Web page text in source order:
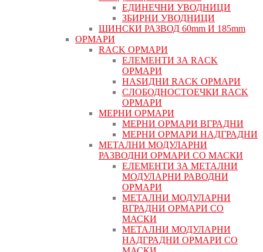
ЕДИНЕЧНИ УВОДНИЦИ
ЗБИРНИ УВОДНИЦИ
ШИНСКИ РАЗВОД 60mm И 185mm
ОРМАРИ
RACK ОРМАРИ
ЕЛЕМЕНТИ ЗА RACK
ОРМАРИ
НАЅИДНИ RACK ОРМАРИ
СЛОБОДНОСТОЕЧКИ RACK
ОРМАРИ
МЕРНИ ОРМАРИ
МЕРНИ ОРМАРИ ВГРАДНИ
МЕРНИ ОРМАРИ НАДГРАДНИ
МЕТАЛНИ МОДУЛАРНИ
РАЗВОДНИ ОРМАРИ СО МАСКИ
ЕЛЕМЕНТИ ЗА МЕТАЛНИ
МОДУЛАРНИ РАВОДНИ
ОРМАРИ
МЕТАЛНИ МОДУЛАРНИ
ВГРАДНИ ОРМАРИ СО
МАСКИ
МЕТАЛНИ МОДУЛАРНИ
НАДГРАДНИ ОРМАРИ СО